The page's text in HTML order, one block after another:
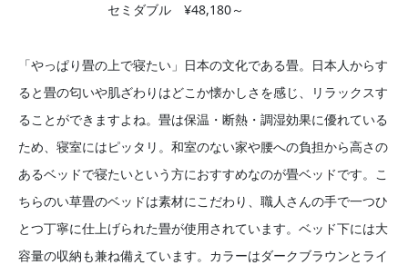
セミダブル ¥48,180～
「やっぱり畳の上で寝たい」日本の文化である畳。日本人からす
ると畳の匂いや肌ざわりはどこか懐かしさを感じ、リラックスす
ることができますよね。畳は保温・断熱・調湿効果に優れている
ため、寝室にはピッタリ。和室のない家や腰への負担から高さの
あるベッドで寝たいという方におすすめなのが畳ベッドです。こ
ちらのい草畳のベッドは素材にこだわり、職人さんの手で一つひ
とつ丁寧に仕上げられた畳が使用されています。ベッド下には大
容量の収納も兼ね備えています。カラーはダークブラウンとライ